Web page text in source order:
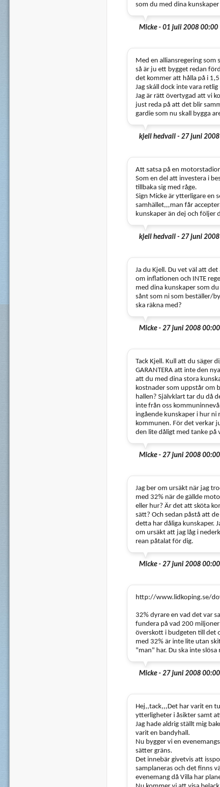
som du med dina
Micke - 01 juli 2008 00:00
Med en alliansregering
så är ju ett bygget redan
det kommer att hålla på i 1,5
Jag skáll dock inte vara
Jag är rätt övertygad att vi
just reda på att det blir
gardie som nu skall bygga
kjell hedvall - 27 juni
Att satsa på en
Som en del att investera i
tillbaka sig med råge.
Sign Micke är ytterligare en
samhället,,,man får
kunskaper än dej och följer
kjell hedvall - 27 juni
Ja du Kjell. Du vet väl att
om inflationen och INTE
med dina kunskaper som
sånt som ni som beställer/
ska räkna med?
Micke - 27 juni 2008 00:00
Tack Kjell. Kull att du säger
GARANTERA att inte den
att du med dina stora
kostnader som uppstår om
hallen? Självklart tar du då
inte från oss
ingående kunskaper i hur
kommunen. För det verkar
den lite dåligt med tanke på
Micke - 27 juni 2008 00:00
Jag ber om ursäkt när jag
med 32% när de gällde
eller hur? Är det att sköta
sätt? Och sedan påstå att
detta har dåliga kunskaper.
om ursäkt att jag låg i
rean påtalat för dig.
Micke - 27 juni 2008 00:00
http://www.lidkoping.se/
32% dyrare en vad det var
fundera på vad 200
överskott i budgeten till det
med 32% är inte lite utan
"man" har. Du ska inte slösa
Micke - 27 juni 2008 00:00
Hej,,tack,,,Det har varit en
ytterligheter i åsikter samt
Jag hade aldrig ställt mig
varit en bandyhall.
Nu bygger vi en
sätter gräns.
Det innebär givetvis att
samplaneras och det finns
evenemang då Villa har